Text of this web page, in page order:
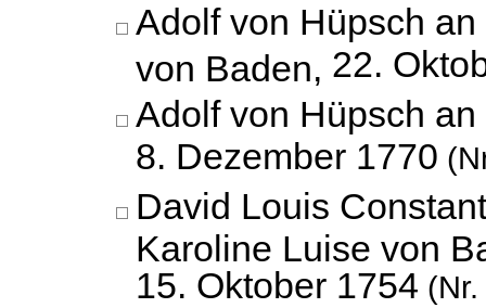
Adolf von Hüpsch
von Baden, 22.
Adolf von Hüpsch
8. Dezember 1770
David Louis
Karoline Luise von
15. Oktober 1754